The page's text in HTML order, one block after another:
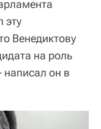
эту
Венедиктову
на роль
он в